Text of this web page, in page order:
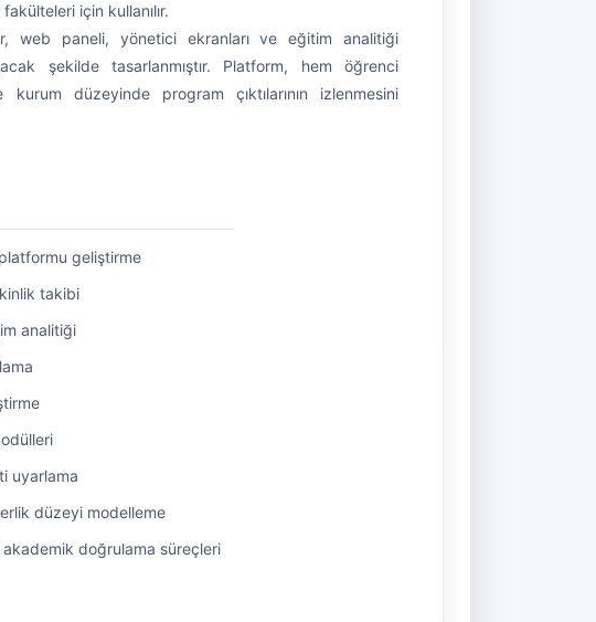
için kullanılır.
web paneli, yönetici ekranları ve eğitim analitiği
şekilde tasarlanmıştır. Platform, hem öğrenci
düzeyinde program çıktılarının izlenmesini
geliştirme
takibi
analitiği
uyarlama
düzeyi modelleme
akademik doğrulama süreçleri